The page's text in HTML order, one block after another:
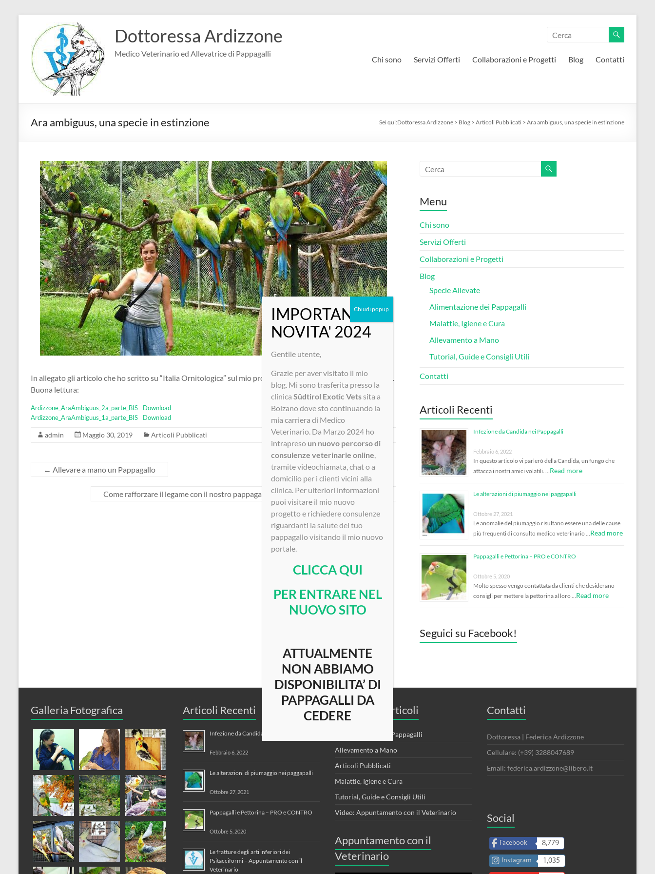
contenuto
Dottoressa Ardizzone
Medico Veterinario ed Allevatrice di Pappagalli
Chi sono Servizi Offerti Collaborazioni e Progetti Blog Contatti
Ara ambiguus, una specie in estinzione Sei qui:Dottoressa Ardizzone > Blog > Articoli Pubblicati > Ara ambiguus, una specie in estinzione
In allegato gli articolo che ho scritto su “Italia Ornitologica” sul mio progetto di salvaguardia dell’ Ara ambiguus .
Buona lettura:
Ardizzone_AraAmbiguus_2a_parte_BIS
Download
Ardizzone_AraAmbiguus_1a_parte_BIS
Download
admin Maggio 30, 2019 Articoli Pubblicati
← Allevare a mano un Pappagallo
Come rafforzare il legame con il nostro pappagallo? Iniziamo con il target training!→
Menu
Chi sono
Servizi Offerti
Collaborazioni e Progetti
Blog
Specie Allevate
Alimentazione dei Pappagalli
Malattie, Igiene e Cura
Allevamento a Mano
Tutorial, Guide e Consigli Utili
Contatti
Articoli Recenti
Infezione da Candida nei Pappagalli
Febbraio 6, 2022
In questo articolo vi parlerò della Candida, un fungo che
attacca i nostri amici volatili. …Read more
Le alterazioni di piumaggio nei paggapalli
Ottobre 27, 2021
Le anomalie del piumaggio risultano essere una delle cause
più frequenti di consulto medico veterinario …Read more
Pappagalli e Pettorina – PRO e CONTRO
Ottobre 5, 2020
Molto spesso vengo contattata da clienti che desiderano
consigli per mettere la pettorina al loro …Read more
Seguici su Facebook!
Galleria Fotografica Articoli Recenti
Infezione da Candida nei Pappagalli
Febbraio 6, 2022
Le alterazioni di piumaggio nei paggapalli
Ottobre 27, 2021
Pappagalli e Pettorina – PRO e CONTRO
Ottobre 5, 2020
Le fratture degli arti inferiori dei
Psitacciformi – Appuntamento con il
Veterinario
Categorie Articoli
Alimentazione dei Pappagalli
Allevamento a Mano
Articoli Pubblicati
Malattie, Igiene e Cura
Tutorial, Guide e Consigli Utili
Video: Appuntamento con il Veterinario
Appuntamento con il
Veterinario
Contatti
Dottoressa | Federica Ardizzone
Cellulare: (+39) 3288047689
Email: federica.ardizzone@libero.it
Social
Facebook 8,779
Instagram 1,035
Gentile utente,
Grazie per aver visitato il mio
blog. Mi sono trasferita presso la
clinica Südtirol Exotic Vets sita a
Bolzano dove sto continuando la
mia carriera di Medico
Veterinario. Da Marzo 2024 ho
intrapreso un nuovo percorso di
consulenze veterinarie online,
tramite videochiamata, chat o a
domicilio per i clienti vicini alla
clinica. Per ulteriori informazioni
puoi visitare il mio nuovo
progetto e richiedere consulenze
riguardanti la salute del tuo
pappagallo visitando il mio nuovo
portale.
CLICCA QUI
PER ENTRARE NEL
NUOVO SITO
ATTUALMENTE
NON ABBIAMO
DISPONIBILITA’ DI
PAPPAGALLI DA
CEDERE